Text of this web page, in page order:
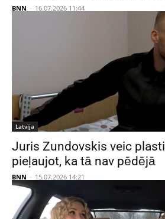
BNN - 16.07.2026 11:44
Latvija
Juris Zundovskis veic
pieļaujot, ka tā nav pēdējā
BNN - 15.07.2026 14:21